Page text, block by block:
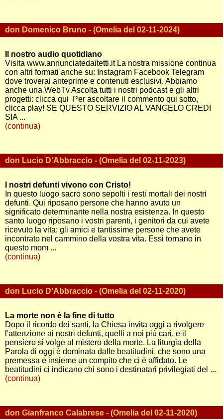
don Domenico Bruno - (Omelia del 02-11-2024)
Il nostro audio quotidiano
Visita www.annunciatedaitetti.it La nostra missione continua
con altri formati anche su: Instagram Facebook Telegram
dove troverai anteprime e contenuti esclusivi. Abbiamo
anche una WebTv Ascolta tutti i nostri podcast e gli altri
progetti: clicca qui Per ascoltare il commento qui sotto,
clicca play! SE QUESTO SERVIZIO AL VANGELO CREDI
SIA ...
(continua)
don Lucio D'Abbraccio - (Omelia del 02-11-2023)
I nostri defunti vivono con Cristo!
In questo luogo sacro sono sepolti i resti mortali dei nostri
defunti. Qui riposano persone che hanno avuto un
significato determinante nella nostra esistenza. In questo
santo luogo riposano i vostri parenti, i genitori da cui avete
ricevuto la vita; gli amici e tantissime persone che avete
incontrato nel cammino della vostra vita. Essi tornano in
questo mom ...
(continua)
don Lucio D'Abbraccio - (Omelia del 02-11-2020)
La morte non è la fine di tutto
Dopo il ricordo dei santi, la Chiesa invita oggi a rivolgere
l'attenzione ai nostri defunti, quelli a noi più cari, e il
pensiero si volge al mistero della morte. La liturgia della
Parola di oggi è dominata dalle beatitudini, che sono una
premessa e insieme un compito che ci è affidato. Le
beatitudini ci indicano chi sono i destinatari privilegiati del ...
(continua)
don Gianfranco Calabrese - (Omelia del 02-11-2020)